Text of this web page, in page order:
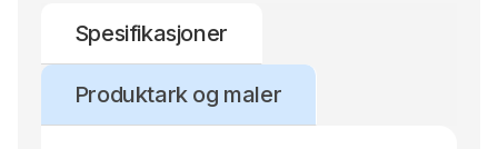
Spesifikasjoner
Produktark og maler